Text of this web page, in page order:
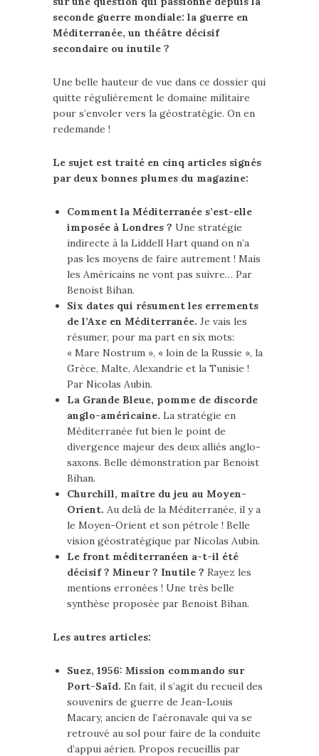
seconde guerre mondiale: la guerre en
Méditerranée, un théâtre décisif
secondaire ou inutile ?
Une belle hauteur de vue dans ce dossier qui
quitte régulièrement le domaine militaire
pour s’envoler vers la géostratégie. On en
redemande !
Le sujet est traité en cinq articles signés
par deux bonnes plumes du magazine:
Comment la Méditerranée s’est-elle
imposée à Londres ? Une stratégie
indirecte à la Liddell Hart quand on n’a
pas les moyens de faire autrement ! Mais
les Américains ne vont pas suivre… Par
Benoist Bihan.
Six dates qui résument les errements
de l’Axe en Méditerranée. Je vais les
résumer, pour ma part en six mots:
« Mare Nostrum », « loin de la Russie », la
Grèce, Malte, Alexandrie et la Tunisie !
Par Nicolas Aubin.
La Grande Bleue, pomme de discorde
anglo-américaine. La stratégie en
Méditerranée fut bien le point de
divergence majeur des deux alliés anglo-
saxons. Belle démonstration par Benoist
Bihan.
Churchill, maître du jeu au Moyen-
Orient. Au delà de la Méditerranée, il y a
le Moyen-Orient et son pétrole ! Belle
vision géostratégique par Nicolas Aubin.
Le front méditerranéen a-t-il été
décisif ? Mineur ? Inutile ? Rayez les
mentions erronées ! Une très belle
synthèse proposée par Benoist Bihan.
Les autres articles:
Suez, 1956: Mission commando sur
Port-Saïd. En fait, il s’agit du recueil des
souvenirs de guerre de Jean-Louis
Macary, ancien de l’aéronavale qui va se
retrouvé au sol pour faire de la conduite
d’appui aérien. Propos recueillis par